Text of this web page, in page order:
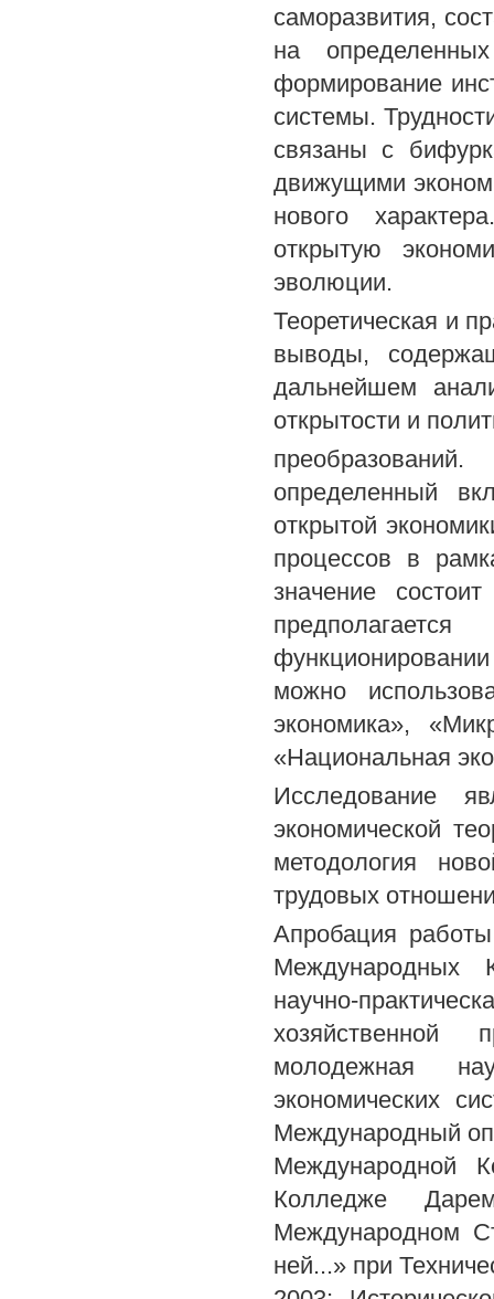
саморазвития,
на
формирование
системы.
связаны с
движущими
нового
открытую
эволюции.
Теоретическая и
выводы,
дальнейшем
открытости и
определенный
открытой
процессов в
значение
можно
экономика»,
«Национальная
Исследование
экономической
методология
трудовых
Апробация
Международных
научно-
хозяйственной
молодежная
экономических
Международный
Международной
Колледже
Международном
ней...» при